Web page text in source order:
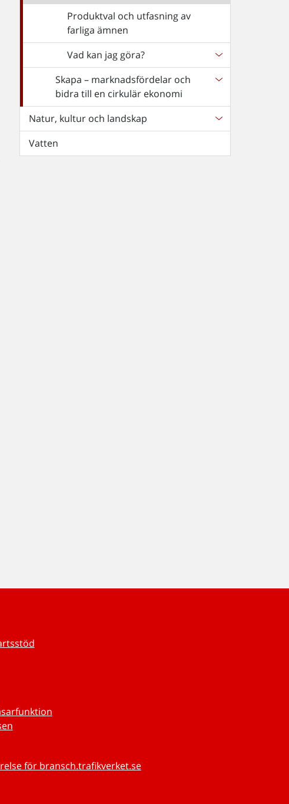
Produktval och utfasning av
farliga ämnen
Vad kan jag göra?
Skapa – marknadsfördelar och
bidra till en cirkulär ekonomi
Natur, kultur och landskap
Vatten
för bransch.trafikverket.se